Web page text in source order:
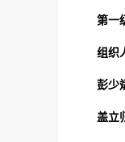
第一
组织
彭少
盖立